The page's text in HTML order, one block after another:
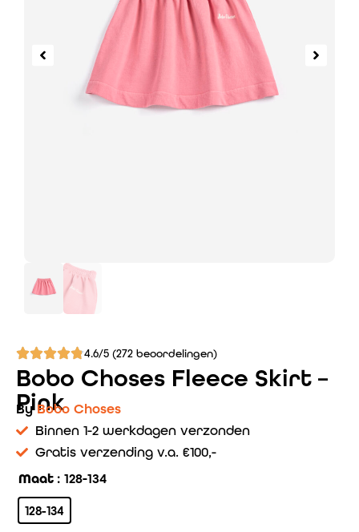
4.6/5 (272 beoordelingen)
Bobo Choses Fleece Skirt –
Pink
ByBobo Choses
Binnen 1-2 werkdagen verzonden
Gratis verzending v.a. €100,-
Maat : 128-134
128-134